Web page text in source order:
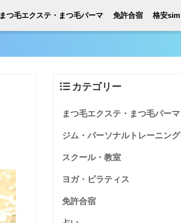
まつ毛エクステ・まつ毛パーマ 免許合宿 格安sim
カテゴリー
まつ毛エクステ・まつ毛パーマ
ジム・パーソナルトレーニング
スクール・教室
ヨガ・ピラティス
免許合宿